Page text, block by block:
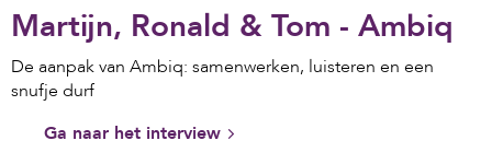
Martijn, Ronald & Tom - Ambiq
De aanpak van Ambiq: samenwerken, luisteren en een
snufje durf
Ga naar het interview